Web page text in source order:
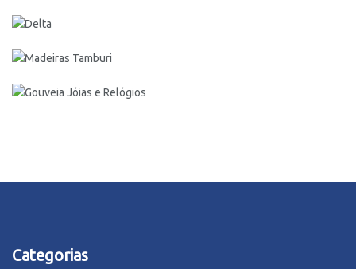
Categorias